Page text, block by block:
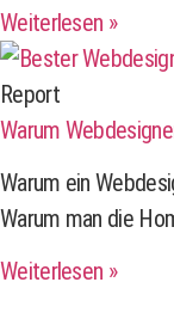
Weiterlesen »
Report
Warum
Warum ein
Warum man die
Weiterlesen »